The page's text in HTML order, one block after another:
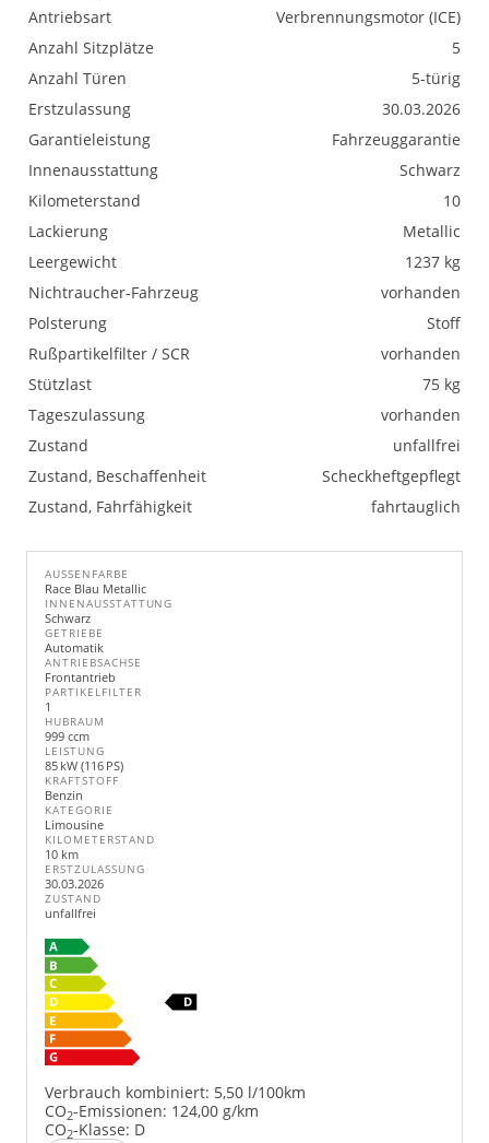
Antriebsart
Verbrennungsmotor (ICE)
Anzahl Sitzplätze
5
Anzahl Türen
5-türig
Erstzulassung
30.03.2026
Garantieleistung
Fahrzeuggarantie
Innenausstattung
Schwarz
Kilometerstand
10
Lackierung
Metallic
Leergewicht
1237 kg
Nichtraucher-Fahrzeug
vorhanden
Polsterung
Stoff
Rußpartikelfilter / SCR
vorhanden
Stützlast
75 kg
Tageszulassung
vorhanden
Zustand
unfallfrei
Zustand, Beschaffenheit
Scheckheftgepflegt
Zustand, Fahrfähigkeit
fahrtauglich
AUSSENFARBE
Race Blau Metallic
INNENAUSSTATTUNG
Schwarz
GETRIEBE
Automatik
ANTRIEBSACHSE
Frontantrieb
PARTIKELFILTER
1
HUBRAUM
999 ccm
LEISTUNG
85 kW (116 PS)
KRAFTSTOFF
Benzin
KATEGORIE
Limousine
KILOMETERSTAND
10 km
ERSTZULASSUNG
30.03.2026
ZUSTAND
unfallfrei
Verbrauch kombiniert: 5,50 l/100km
CO2-Emissionen: 124,00 g/km
CO2-Klasse: D